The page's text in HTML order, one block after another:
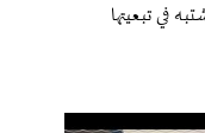
في تبعيتها